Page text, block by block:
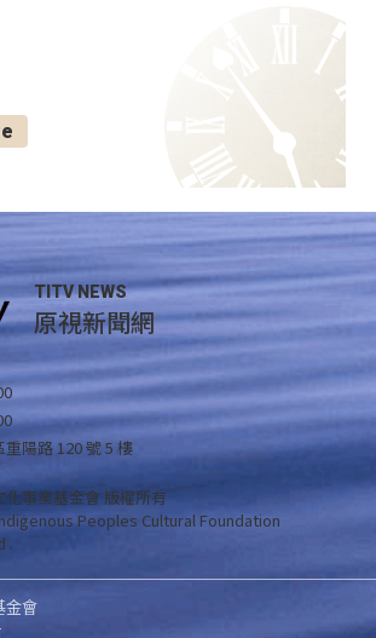
TITV NEWS
原視新聞網
陽路 120 號 5 樓
事業基金會 版權所有
Peoples Cultural Foundation
.
金會